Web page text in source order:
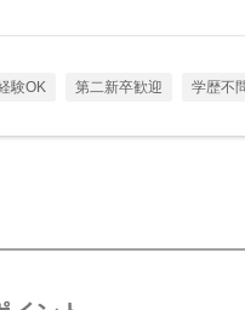
験OK 第二新卒歓迎 学歴不